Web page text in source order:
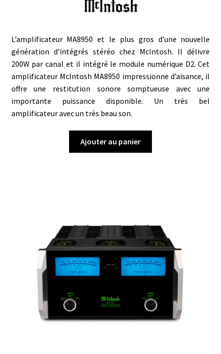
L’amplificateur MA8950 et le plus gros d’une nouvelle
génération d’intégrés stéréo chez McIntosh. Il délivre
200W par canal et il intégré le module numérique D2. Cet
amplificateur McIntosh MA8950 impressionne d’aisance, il
offre une restitution sonore somptueuse avec une
importante puissance disponible. Un très bel
amplificateur avec un très beau son.
Ajouter au panier